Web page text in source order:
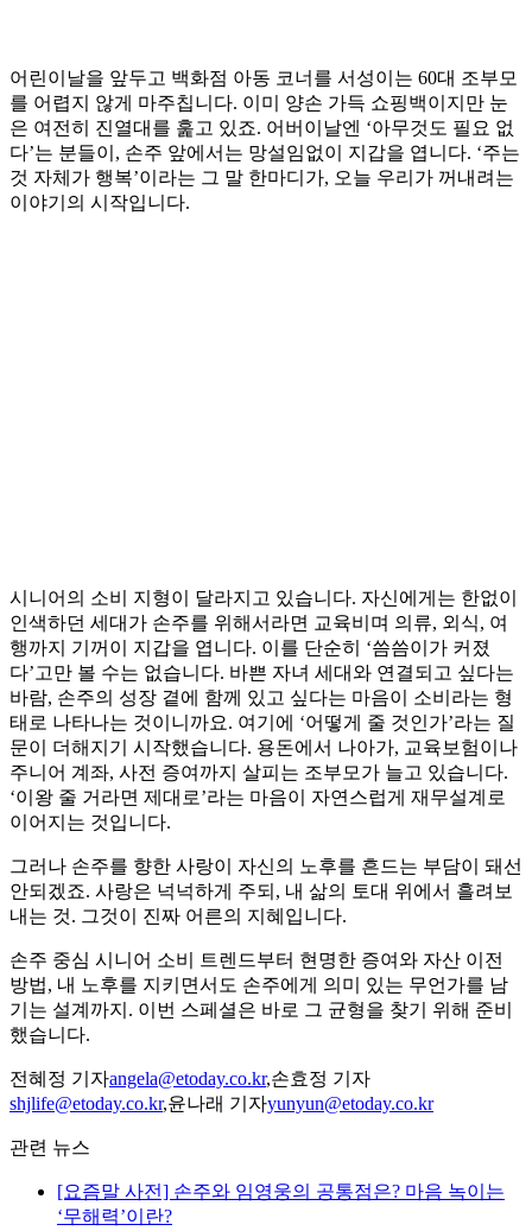
어린이날을 앞두고 백화점 아동 코너를 서성이는 60대 조부모
를 어렵지 않게 마주칩니다. 이미 양손 가득 쇼핑백이지만 눈
은 여전히 진열대를 훑고 있죠. 어버이날엔 ‘아무것도 필요 없
다’는 분들이, 손주 앞에서는 망설임없이 지갑을 엽니다. ‘주는
것 자체가 행복’이라는 그 말 한마디가, 오늘 우리가 꺼내려는
이야기의 시작입니다.
시니어의 소비 지형이 달라지고 있습니다. 자신에게는 한없이
인색하던 세대가 손주를 위해서라면 교육비며 의류, 외식, 여
행까지 기꺼이 지갑을 엽니다. 이를 단순히 ‘씀씀이가 커졌
다’고만 볼 수는 없습니다. 바쁜 자녀 세대와 연결되고 싶다는
바람, 손주의 성장 곁에 함께 있고 싶다는 마음이 소비라는 형
태로 나타나는 것이니까요. 여기에 ‘어떻게 줄 것인가’라는 질
문이 더해지기 시작했습니다. 용돈에서 나아가, 교육보험이나
주니어 계좌, 사전 증여까지 살피는 조부모가 늘고 있습니다.
‘이왕 줄 거라면 제대로’라는 마음이 자연스럽게 재무설계로
이어지는 것입니다.
그러나 손주를 향한 사랑이 자신의 노후를 흔드는 부담이 돼선
안되겠죠. 사랑은 넉넉하게 주되, 내 삶의 토대 위에서 흘려보
내는 것. 그것이 진짜 어른의 지혜입니다.
손주 중심 시니어 소비 트렌드부터 현명한 증여와 자산 이전
방법, 내 노후를 지키면서도 손주에게 의미 있는 무언가를 남
기는 설계까지. 이번 스페셜은 바로 그 균형을 찾기 위해 준비
했습니다.
전혜정 기자angela@etoday.co.kr,손효정 기자
shjlife@etoday.co.kr,윤나래 기자yunyun@etoday.co.kr
관련 뉴스
[요즘말 사전] 손주와 임영웅의 공통점은? 마음 녹이는
‘무해력’이란?